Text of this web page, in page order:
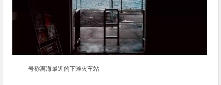
号称离海最近的下滩火车站